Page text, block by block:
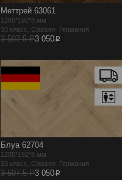
Меттрей 63061
1285*192*8 мм
33 класс, Classen Германия
3 507.5 Р3 050p
Блуа 62704
1285*192*8 мм
33 класс, Classen Германия
3 507.5 Р3 050p